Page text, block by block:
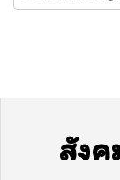
สัง